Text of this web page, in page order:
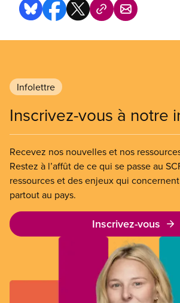
Infolettre
Inscrivez-vous à notre
Recevez nos nouvelles et nos
Restez à l’affût de ce qui se passe au
ressources et des enjeux qui
partout au pays.
Inscrivez-vous